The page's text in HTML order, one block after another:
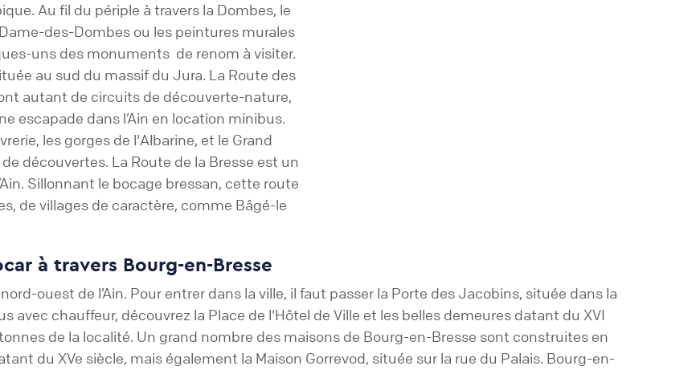
Au fil du périple à travers la Dombes, le
des-Dombes ou les peintures murales
uns des monuments de renom à visiter.
au sud du massif du Jura. La Route des
autant de circuits de découverte-nature,
escapade dans l’Ain en location minibus.
les gorges de l'Albarine, et le Grand
découvertes. La Route de la Bresse est un
Sillonnant le bocage bressan, cette route
de villages de caractère, comme Bâgé-le
à travers Bourg-en-Bresse
ouest de l’Ain. Pour entrer dans la ville, il faut passer la Porte des Jacobins, située dans la
avec chauffeur, découvrez la Place de l'Hôtel de Ville et les belles demeures datant du XVI
de la localité. Un grand nombre des maisons de Bourg-en-Bresse sont construites en
du XVe siècle, mais également la Maison Gorrevod, située sur la rue du Palais. Bourg-en-